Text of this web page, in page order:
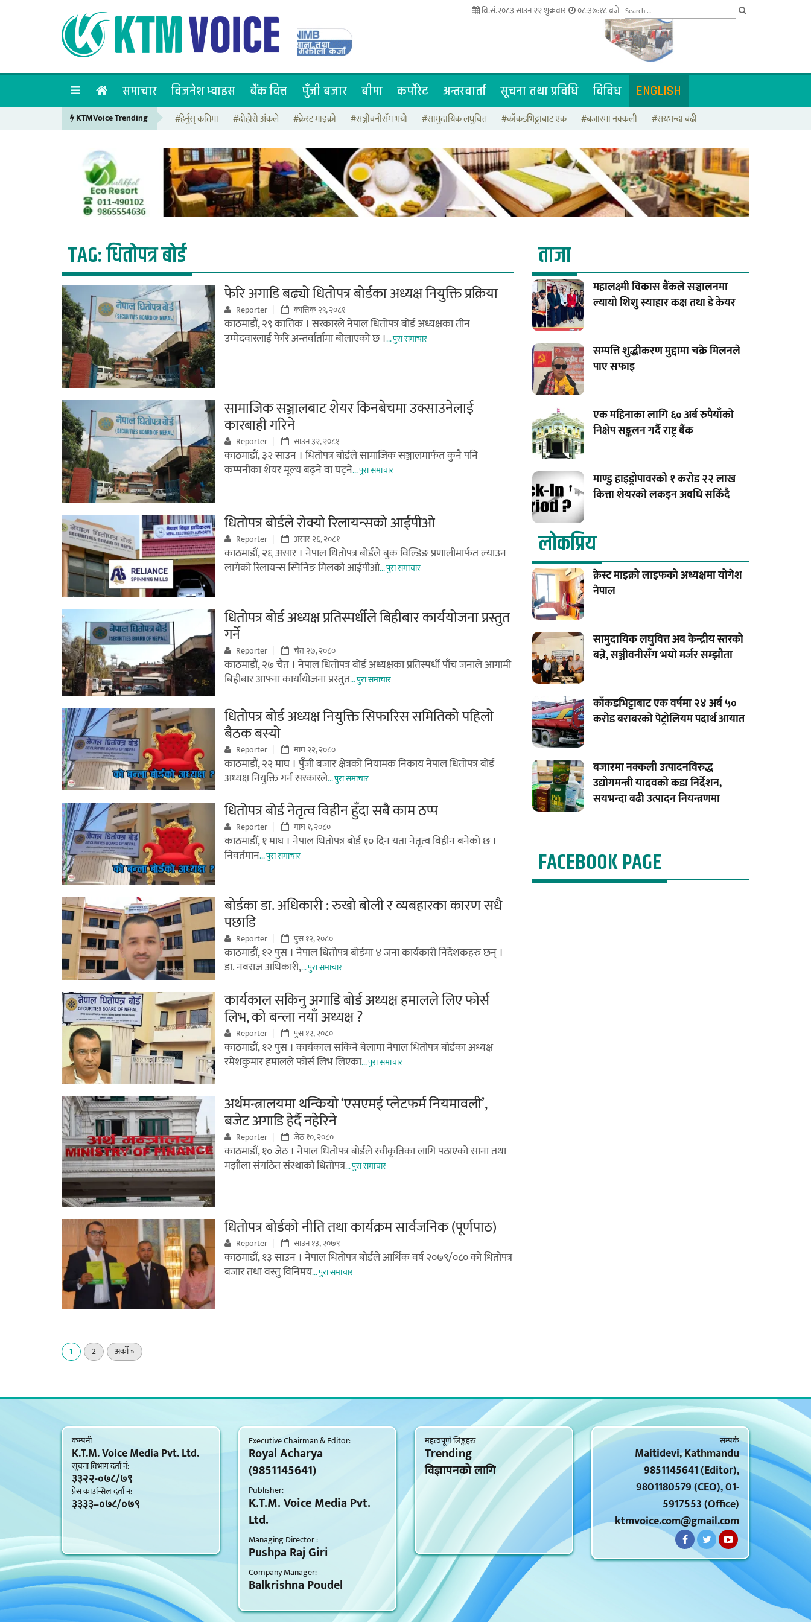
वि.सं.२०८३ साउन २२ शुक्रवार ०८:३७:१९ बजे
समाचार विजनेश भ्वाइस बैंक वित्त पुँजी बजार बीमा कर्पोरेट अन्तरवार्ता सूचना तथा प्रविधि विविध ENGLISH
KTMVoice Trending #हेर्नुस् कतिमा #दोहोरो अंकले #क्रेस्ट माइक्रो #सञ्जीवनीसँग भयो #सामुदायिक लघुवित्त #काँकडभिट्टाबाट एक #बजारमा नक्कली #सयभन्दा बढी
TAG:धितोपत्र बोर्ड
फेरि अगाडि बढ्यो धितोपत्र बोर्डका अध्यक्ष नियुक्ति प्रक्रिया
Reporter कात्तिक २९, २०८१
काठमाडौं, २९ कात्तिक । सरकारले नेपाल धितोपत्र बोर्ड अध्यक्षका तीन
उम्मेदवारलाई फेरि अन्तर्वार्तामा बोलाएको छ ।... पुरा समाचार
सामाजिक सञ्जालबाट शेयर किनबेचमा उक्साउनेलाई
कारबाही गरिने
Reporter साउन ३२, २०८१
काठमाडौं, ३२ साउन । धितोपत्र बोर्डले सामाजिक सञ्जालमार्फत कुनै पनि
कम्पनीका शेयर मूल्य बढ्ने वा घट्ने... पुरा समाचार
धितोपत्र बोर्डले रोक्यो रिलायन्सको आईपीओ
Reporter असार २६, २०८१
काठमाडौं, २६ असार । नेपाल धितोपत्र बोर्डले बुक विल्डिङ प्रणालीमार्फत ल्याउन
लागेको रिलायन्स स्पिनिङ मिलको आईपीओ... पुरा समाचार
धितोपत्र बोर्ड अध्यक्ष प्रतिस्पर्धीले बिहीबार कार्ययोजना प्रस्तुत
गर्ने
Reporter चैत २७, २०८०
काठमाडौं, २७ चैत । नेपाल धितोपत्र बोर्ड अध्यक्षका प्रतिस्पर्धी पाँच जनाले आगामी
बिहीबार आफ्ना कार्यायोजना प्रस्तुत... पुरा समाचार
धितोपत्र बोर्ड अध्यक्ष नियुक्ति सिफारिस समितिको पहिलो
बैठक बस्यो
Reporter माघ २२, २०८०
काठमाडौं, २२ माघ । पुँजी बजार क्षेत्रको नियामक निकाय नेपाल धितोपत्र बोर्ड
अध्यक्ष नियुक्ति गर्न सरकारले... पुरा समाचार
धितोपत्र बोर्ड नेतृत्व विहीन हुँदा सबै काम ठप्प
Reporter माघ १, २०८०
काठमाडौँ, १ माघ । नेपाल धितोपत्र बोर्ड १० दिन यता नेतृत्व विहीन बनेको छ ।
निवर्तमान... पुरा समाचार
बोर्डका डा. अधिकारी : रुखो बोली र व्यबहारका कारण सधै
पछाडि
Reporter पुस १२, २०८०
काठमाडौं, १२ पुस । नेपाल धितोपत्र बोर्डमा ४ जना कार्यकारी निर्देशकहरु छन् ।
डा. नवराज अधिकारी,... पुरा समाचार
कार्यकाल सकिनु अगाडि बोर्ड अध्यक्ष हमालले लिए फोर्स
लिभ, को बन्ला नयाँ अध्यक्ष ?
Reporter पुस १२, २०८०
काठमाडौं, १२ पुस । कार्यकाल सकिने बेलामा नेपाल धितोपत्र बोर्डका अध्यक्ष
रमेशकुमार हमालले फोर्स लिभ लिएका... पुरा समाचार
अर्थमन्त्रालयमा थन्कियो ‘एसएमई प्लेटफर्म नियमावली’,
बजेट अगाडि हेर्दै नहेरिने
Reporter जेठ १०, २०८०
काठमाडौं, १० जेठ । नेपाल धितोपत्र बोर्डले स्वीकृतिका लागि पठाएको साना तथा
मझौला संगठित संस्थाको धितोपत्र... पुरा समाचार
धितोपत्र बोर्डको नीति तथा कार्यक्रम सार्वजनिक (पूर्णपाठ)
Reporter साउन १३, २०७९
काठमाडौं, १३ साउन । नेपाल धितोपत्र बोर्डले आर्थिक वर्ष २०७९/०८० को धितोपत्र
बजार तथा वस्तु विनिमय... पुरा समाचार
1 2 अर्को »
ताजा
महालक्ष्मी विकास बैंकले सञ्चालनमा
ल्यायो शिशु स्याहार कक्ष तथा डे केयर
सम्पत्ति शुद्धीकरण मुद्दामा चक्रे मिलनले
पाए सफाइ
एक महिनाका लागि ६० अर्ब रुपैयाँको
निक्षेप सङ्कलन गर्दै राष्ट्र बैंक
माण्डु हाइड्रोपावरको १ करोड २२ लाख
कित्ता शेयरको लकइन अवधि सकिँदै
लाेकप्रिय
क्रेस्ट माइक्रो लाइफको अध्यक्षमा योगेश
नेपाल
सामुदायिक लघुवित्त अब केन्द्रीय स्तरको
बन्ने, सञ्जीवनीसँग भयो मर्जर सम्झौता
काँकडभिट्टाबाट एक वर्षमा २४ अर्ब ५०
करोड बराबरको पेट्रोलियम पदार्थ आयात
बजारमा नक्कली उत्पादनविरुद्ध
उद्योगमन्त्री यादवको कडा निर्देशन,
सयभन्दा बढी उत्पादन नियन्त्रणमा
FACEBOOK PAGE
कम्पनी
K.T.M. Voice Media Pvt. Ltd.
सूचना विभाग दर्ता नं‍:
३३२२-०७८/७९
प्रेस काउन्सिल दर्ता नं‍:
३३३३–०७८/०७९
Executive Chairman & Editor:
Royal Acharya
(9851145641)
Publisher:
K.T.M. Voice Media Pvt.
Ltd.
Managing Director :
Pushpa Raj Giri
Company Manager:
Balkrishna Poudel
महत्वपूर्ण लिङ्कहरु
Trending
विज्ञापनकाे लागि
सम्पर्क
Maitidevi, Kathmandu
9851145641 (Editor),
9801180579 (CEO), 01-
5917553 (Office)
ktmvoice.com@gmail.com